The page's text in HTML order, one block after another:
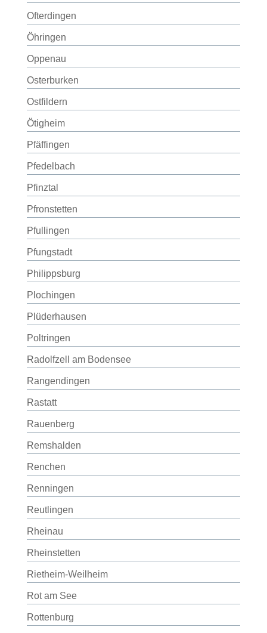
Ofterdingen
Öhringen
Oppenau
Osterburken
Ostfildern
Ötigheim
Pfäffingen
Pfedelbach
Pfinztal
Pfronstetten
Pfullingen
Pfungstadt
Philippsburg
Plochingen
Plüderhausen
Poltringen
Radolfzell am Bodensee
Rangendingen
Rastatt
Rauenberg
Remshalden
Renchen
Renningen
Reutlingen
Rheinau
Rheinstetten
Rietheim-Weilheim
Rot am See
Rottenburg